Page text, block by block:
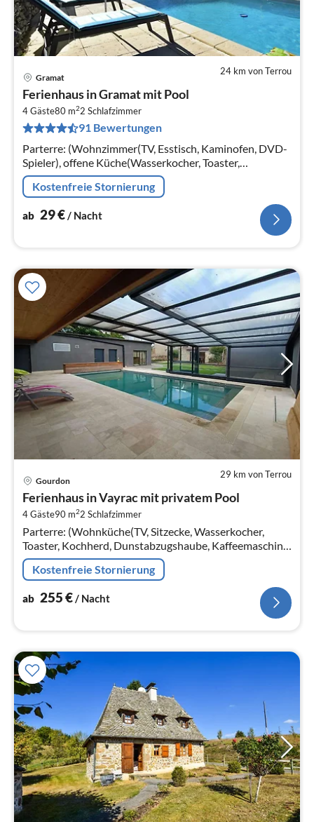
24 km von Terrou
Gramat
Ferienhaus in Gramat mit Pool
4 Gäste80 m22 Schlafzimmer
91 Bewertungen
Parterre: (Wohnzimmer(TV, Esstisch, Kaminofen, DVD-
Spieler), offene Küche(Wasserkocher, Toaster,
Kaffeemaschine, Backofen, Mikrowelle, Spülmaschine,
Kühl-/Gefrierkombination)
Kostenfreie Stornierung
ab 29€/ Nacht
29 km von Terrou
Gourdon
Ferienhaus in Vayrac mit privatem Pool
4 Gäste90 m22 Schlafzimmer
Parterre: (Wohnküche(TV, Sitzecke, Wasserkocher,
Toaster, Kochherd, Dunstabzugshaube, Kaffeemaschine,
Backofen, Mikrowelle, Spülmaschine,
Kühl-/Gefrierkombination)
Kostenfreie Stornierung
ab 255€/ Nacht